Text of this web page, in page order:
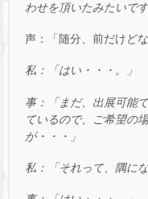
わせを頂いたみたいで
声：「随分、前だけどな
私：「はい・・・。」
事：「まだ、出展可能
ているので、ご希望の
が・・・」
私：「それって、隅に